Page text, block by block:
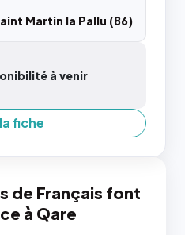
Martin la Pallu (86)
à venir
fiche
de Français font
à Qare